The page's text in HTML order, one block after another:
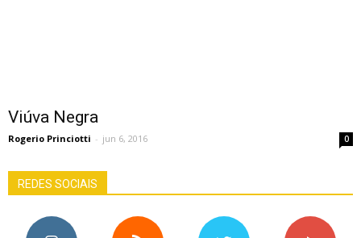
Viúva Negra
Rogerio Princiotti - jun 6, 2016 0
REDES SOCIAIS